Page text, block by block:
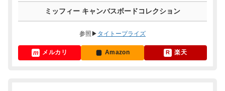
ミッフィー キャンバスボードコレクション
参照▶ タイトープライズ
メルカリ Amazon 楽天